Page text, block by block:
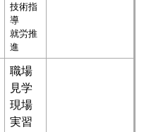
技術指
導
就労推
進
職場
見学
現場
実習